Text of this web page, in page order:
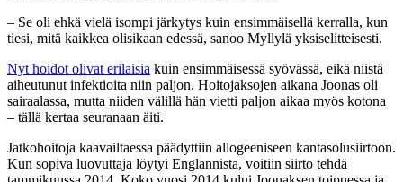
– Se oli ehkä vielä isompi järkytys kuin ensimmäisellä kerralla, kun
tiesi, mitä kaikkea olisikaan edessä, sanoo Myllylä yksiselitteisesti.
Nyt hoidot olivat erilaisia kuin ensimmäisessä syövässä, eikä niistä
aiheutunut infektioita niin paljon. Hoitojaksojen aikana Joonas oli
sairaalassa, mutta niiden välillä hän vietti paljon aikaa myös kotona
– tällä kertaa seuranaan äiti.
Jatkohoitoja kaavailtaessa päädyttiin allogeeniseen kantasolusiirtoon.
Kun sopiva luovuttaja löytyi Englannista, voitiin siirto tehdä